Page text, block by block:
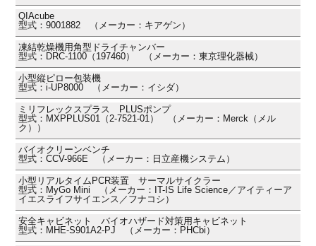
QIAcube
型式：9001882 （メーカー：キアゲン）
凍結乾燥機用角型ドライチャンバー
型式：DRC-1100（197460） （メーカー：東京理化器械）
小型縦ピロー包装機
型式：i-UP8000 （メーカー：イシダ）
ミリフレックスプラス PLUSポンプ
型式：MXPPLUS01（2-7521-01） （メーカー：Merck（メル
ク））
バイオクリーンベンチ
型式：CCV-966E （メーカー：日立産機システム）
小型リアルタイムPCR装置 サーマルサイクラー
型式：MyGo Mini （メーカー：IT-IS Life Science／アイティーア
イエスライフサイエンス／フナコシ）
安全キャビネット バイオハザード対策用キャビネット
型式：MHE-S901A2-PJ （メーカー：PHCbi）